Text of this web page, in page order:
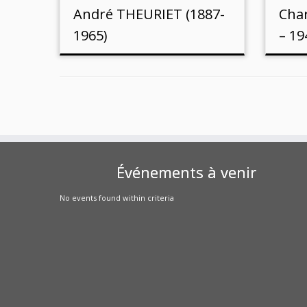
André THEURIET (1887-
1965)
–
Événements à venir
No events found within criteria